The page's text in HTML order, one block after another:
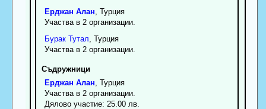
Ерджан Алан , Турция
Участва в 2 организации.
Бурак Тутал , Турция
Участва в 2 организации.
Съдружници
Ерджан Алан , Турция
Участва в 2 организации.
Дялово участие: 25.00 лв.